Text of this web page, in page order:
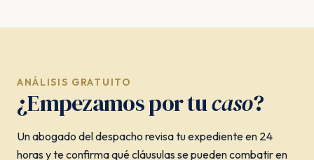
ANÁLISIS GRATUITO
¿Empezamos por tucaso?
Un abogado del despacho revisa tu expediente en 24
horas y te confirma qué cláusulas se pueden combatir en